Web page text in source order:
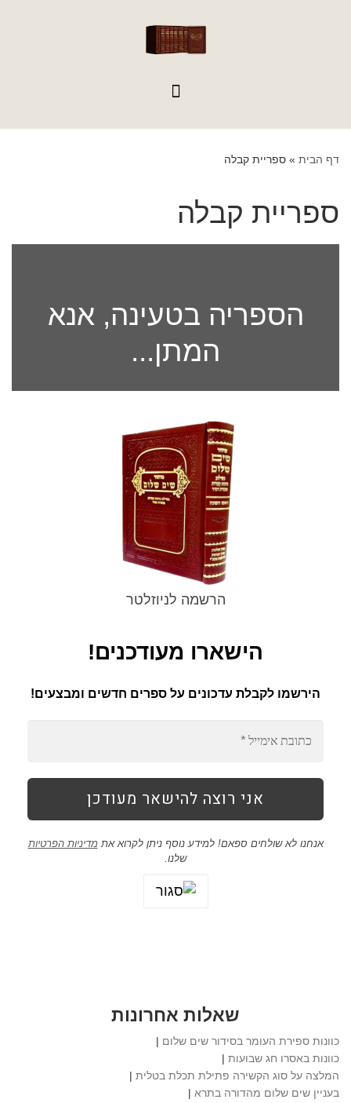
דף הבית » ספריית קבלה
ספריית קבלה
הספריה בטעינה, אנא
המתן...
הרשמה לניוזלטר
הישארו מעודכנים!
הירשמו לקבלת עדכונים על ספרים חדשים ומבצעים!
אנחנו לא שולחים ספאם! למידע נוסף ניתן לקרוא אתמדיניות הפרטיות
שלנו.
שאלות אחרונות
כוונות ספירת העומר בסידור שים שלום |
כוונות באסרו חג שבועות |
המלצה על סוג הקשירה פתילת תכלת בטלית |
בעניין שים שלום מהדורה בתרא |